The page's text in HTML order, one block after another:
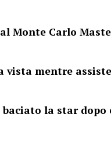
Monte Carlo
vista mentre
baciato la star